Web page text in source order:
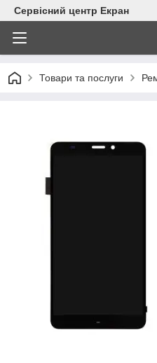
Сервісний центр Екран
Товари та послуги